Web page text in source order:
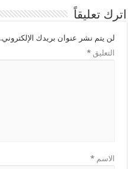
اترك تعليقاً
لن يتم نشر عنوان بريدك الإلكتروني.
التعليق*
الاسم*